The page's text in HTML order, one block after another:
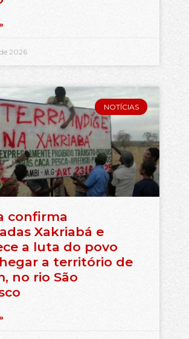
2026
NOTÍCIAS
confirma
Xakriabá e
a luta do povo
a território de
no rio São